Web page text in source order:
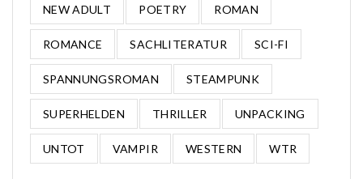
NEW ADULT POETRY ROMAN
ROMANCE SACHLITERATUR SCI-FI
SPANNUNGSROMAN STEAMPUNK
SUPERHELDEN THRILLER UNPACKING
UNTOT VAMPIR WESTERN WTR